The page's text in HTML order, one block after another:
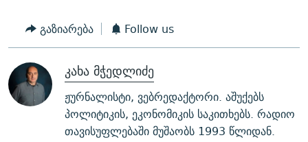
გაზიარება Follow us
კახა მჭედლიძე
ჟურნალისტი, ვებრედაქტორი. აშუქებს
პოლიტიკის, ეკონომიკის საკითხებს. რადიო
თავისუფლებაში მუშაობს 1993 წლიდან.